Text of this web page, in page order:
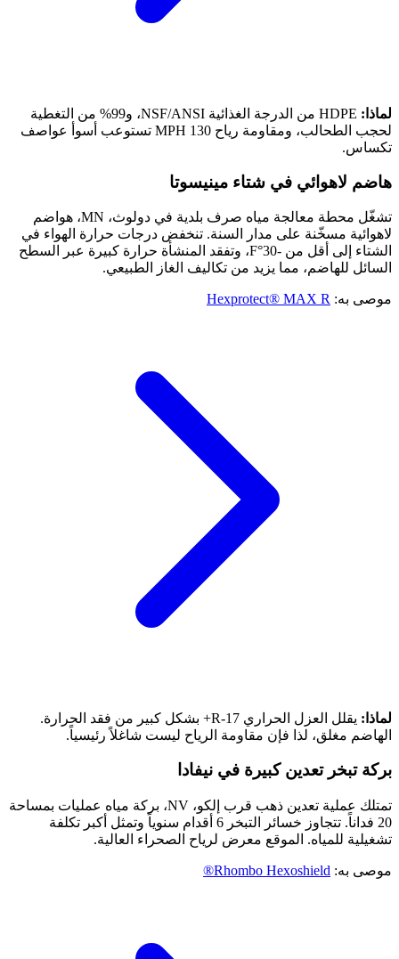
لماذا:
HDPE من الدرجة الغذائية NSF/ANSI، و99% من التغطية
لحجب الطحالب، ومقاومة رياح 130 MPH تستوعب أسوأ عواصف
تكساس.
هاضم لاهوائي في شتاء مينيسوتا
تشغّل محطة معالجة مياه صرف بلدية في دولوث، MN، هواضم
لاهوائية مسخّنة على مدار السنة. تنخفض درجات حرارة الهواء في
الشتاء إلى أقل من -30°F، وتفقد المنشأة حرارة كبيرة عبر السطح
السائل للهاضم، مما يزيد من تكاليف الغاز الطبيعي.
موصى به: Hexprotect® MAX R
لماذا:
يقلل العزل الحراري R-17+ بشكل كبير من فقد الحرارة.
الهاضم مغلق، لذا فإن مقاومة الرياح ليست شاغلاً رئيسياً.
بركة تبخر تعدين كبيرة في نيفادا
تمتلك عملية تعدين ذهب قرب إلكو، NV، بركة مياه عمليات بمساحة
20 فداناً. تتجاوز خسائر التبخر 6 أقدام سنوياً وتمثل أكبر تكلفة
تشغيلية للمياه. الموقع معرض لرياح الصحراء العالية.
موصى به: Rhombo Hexoshield®